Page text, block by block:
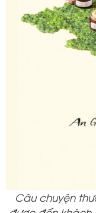
Câu chuyện